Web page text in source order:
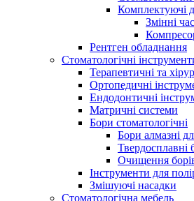
Комплектуючі
Змінні
Рентген обладнання
Стоматологічні
Терапевтичні та
Ортопедичні
Ендодонтичні
Матричні системи
Бори стоматологічні
Бори алмазні
Твердосплавні
Очищення
Інструменти для
Змішуючі насадки
Стоматологічна мебель